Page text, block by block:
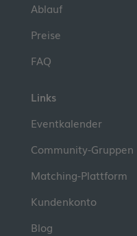
Ablauf
Preise
FAQ
Links
Eventkalender
Community-Gruppen
Matching-Plattform
Kundenkonto
Blog